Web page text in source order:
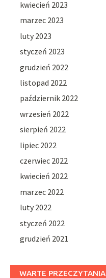
kwiecień 2023
marzec 2023
luty 2023
styczeń 2023
grudzień 2022
listopad 2022
październik 2022
wrzesień 2022
sierpień 2022
lipiec 2022
czerwiec 2022
kwiecień 2022
marzec 2022
luty 2022
styczeń 2022
grudzień 2021
WARTE PRZECZYTANIA